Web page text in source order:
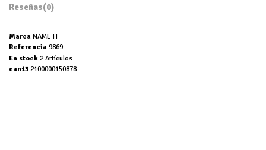
Reseñas(0)
Marca NAME IT
Referencia 9869
En stock 2 Artículos
ean13 2100000150878